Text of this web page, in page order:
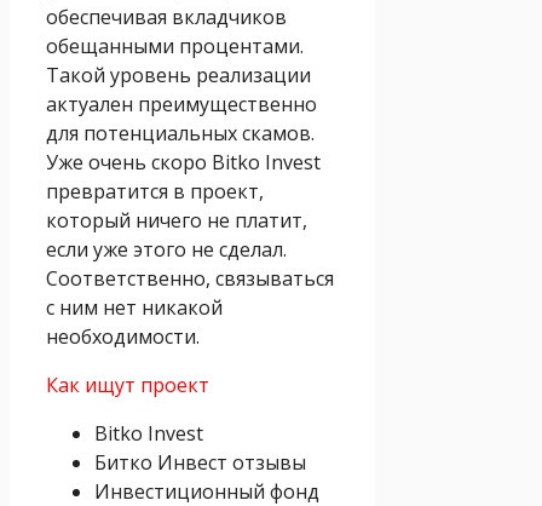
обеспечивая вкладчиков
обещанными процентами.
Такой уровень реализации
актуален преимущественно
для потенциальных скамов.
Уже очень скоро Bitko Invest
превратится в проект,
который ничего не платит,
если уже этого не сделал.
Соответственно, связываться
с ним нет никакой
необходимости.
Как ищут проект
Bitko Invest
Битко Инвест отзывы
Инвестиционный фонд